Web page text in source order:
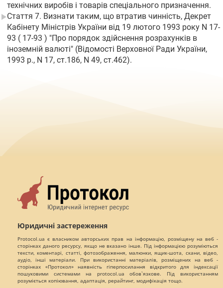
технічних виробів і товарів спеціального призначення.
Стаття 7. Визнати таким, що втратив чинність, Декрет
Кабінету Міністрів України від 19 лютого 1993 року N 17-
93 ( 17-93 ) "Про порядок здійснення розрахунків в
іноземній валюті" (Відомості Верховної Ради України,
1993 р., N 17, ст.186, N 49, ст.462).
Юридичні застереження
Protocol.ua є власником авторських прав на інформацію, розміщену на веб -
сторінках даного ресурсу, якщо не вказано інше. Під інформацією розуміються
тексти, коментарі, статті, фотозображення, малюнки, ящик-шота, скани, відео,
аудіо, інші матеріали. При використанні матеріалів, розміщених на веб -
сторінках «Протокол» наявність гіперпосилання відкритого для індексації
пошуковими системами на protocol.ua обов`язкове. Під використанням
розуміється копіювання, адаптація, рерайтинг, модифікація тощо.